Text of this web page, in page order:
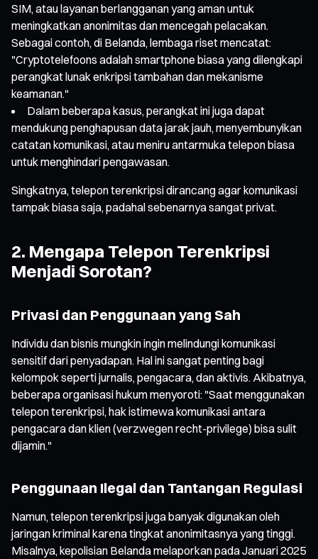
SIM, atau layanan berlangganan yang aman untuk
meningkatkan anonimitas dan mencegah pelacakan.
Sebagai contoh, di Belanda, lembaga riset mencatat:
"Cryptotelefoons adalah smartphone biasa yang dilengkapi
perangkat lunak enkripsi tambahan dan mekanisme
keamanan."
Dalam beberapa kasus, perangkat ini juga dapat
mendukung penghapusan data jarak jauh, menyembunyikan
catatan komunikasi, atau meniru antarmuka telepon biasa
untuk menghindari pengawasan.
Singkatnya, telepon terenkripsi dirancang agar komunikasi
tampak biasa saja, padahal sebenarnya sangat privat.
2. Mengapa Telepon Terenkripsi
Menjadi Sorotan?
Privasi dan Penggunaan yang Sah
Individu dan bisnis mungkin ingin melindungi komunikasi
sensitif dari penyadapan. Hal ini sangat penting bagi
kelompok seperti jurnalis, pengacara, dan aktivis. Akibatnya,
beberapa organisasi hukum menyoroti: "Saat menggunakan
telepon terenkripsi, hak istimewa komunikasi antara
pengacara dan klien (verzwegen recht-privilege) bisa sulit
dijamin."
Penggunaan Ilegal dan Tantangan Regulasi
Namun, telepon terenkripsi juga banyak digunakan oleh
jaringan kriminal karena tingkat anonimitasnya yang tinggi.
Misalnya, kepolisian Belanda melaporkan pada Januari 2025